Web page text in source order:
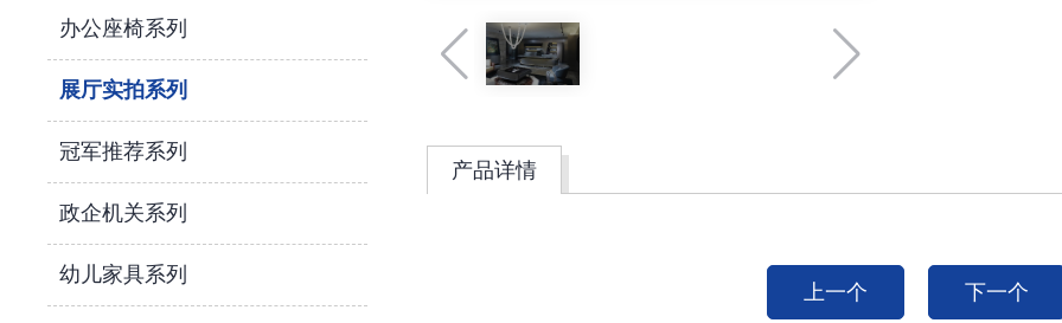
办公座椅系列
展厅实拍系列
冠军推荐系列
政企机关系列
幼儿家具系列
产品详情
上一个 下一个